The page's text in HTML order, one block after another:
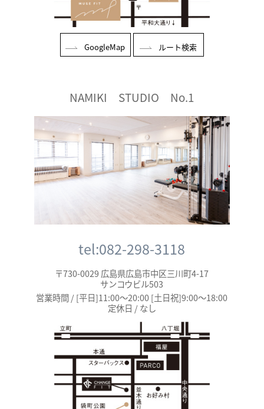
GoogleMap ルート検索
NAMIKI STUDIO No.1
tel:082-298-3118
〒730-0029 広島県広島市中区三川町4-17
サンコウビル503
営業時間 / [平日]11:00～20:00 [土日祝]9:00～18:00
定休日 / なし